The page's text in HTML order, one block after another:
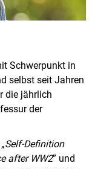
Schwerpunkt in
selbst seit Jahren
die jährlich
der
Self-Definition
after WW2” und